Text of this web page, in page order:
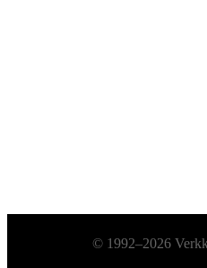
Alatunniste© 1992–2026